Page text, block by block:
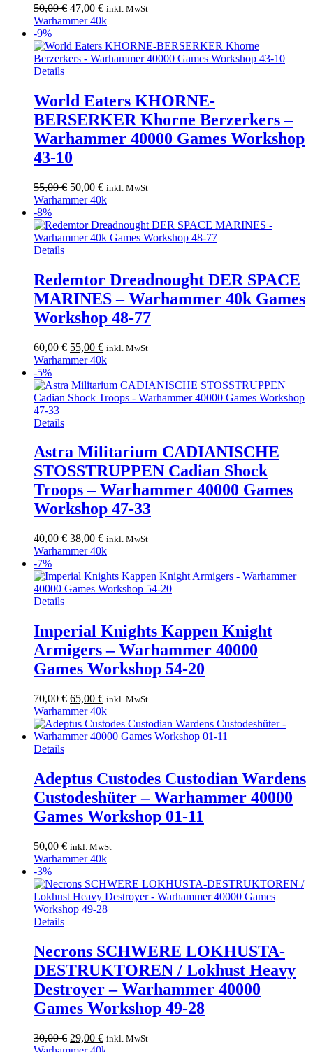
50,00€ Ursprünglicher
Preis
50,00 €
47,00 €Aktueller
Preis
47,00 €.
inkl. MwSt
Warhammer 40k
-9%
Details
World Eaters KHORNE-
BERSERKER Khorne Berzerkers –
Warhammer 40000 Games Workshop
43-10
55,00€ Ursprünglicher
Preis
55,00 €
50,00 €Aktueller
Preis
50,00 €.
inkl. MwSt
Warhammer 40k
-8%
Details
Redemtor Dreadnought DER SPACE
MARINES – Warhammer 40k Games
Workshop 48-77
60,00€ Ursprünglicher
Preis
60,00 €
55,00 €Aktueller
Preis
55,00 €.
inkl. MwSt
Warhammer 40k
-5%
Details
Astra Militarium CADIANISCHE
STOSSTRUPPEN Cadian Shock
Troops – Warhammer 40000 Games
Workshop 47-33
40,00€ Ursprünglicher
Preis
40,00 €
38,00 €Aktueller
Preis
38,00 €.
inkl. MwSt
Warhammer 40k
-7%
Details
Imperial Knights Kappen Knight
Armigers – Warhammer 40000
Games Workshop 54-20
70,00€ Ursprünglicher
Preis
war:
70,00 €
65,00 €Aktueller
Preis
ist:
65,00 €.
inkl. MwSt
Warhammer 40k
Details
Adeptus Custodes Custodian Wardens
Custodeshüter – Warhammer 40000
Games Workshop 01-11
50,00 € inkl. MwSt
Warhammer 40k
-3%
Details
Necrons SCHWERE LOKHUSTA-
DESTRUKTOREN / Lokhust Heavy
Destroyer – Warhammer 40000
Games Workshop 49-28
30,00€ Ursprünglicher
Preis
29,00 €Aktueller
Preis
inkl. MwSt